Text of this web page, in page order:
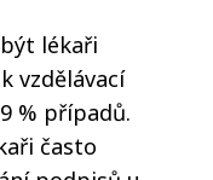
lékaři
vzdělávací
% případů.
často